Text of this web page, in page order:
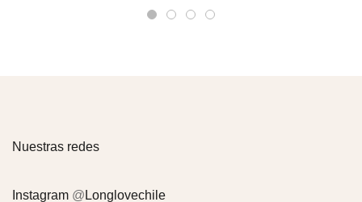
Nuestras redes
Instagram @ Longlovechile